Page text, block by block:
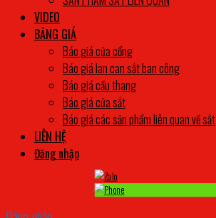
VIDEO
BẢNG GIÁ
Báo giá cửa cổng
Báo giá lan can sắt ban công
Báo giá cầu thang
Báo giá cửa sắt
Báo giá các sản phẩm liên quan về sắt
LIÊN HỆ
Đăng nhập